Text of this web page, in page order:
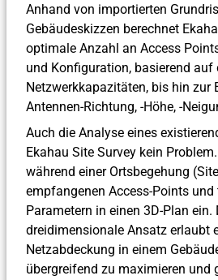
Anhand von importierten
Gebäudeskizzen berechnet
optimale Anzahl an Access
und Konfiguration, basierend auf
Netzwerkkapazitäten, bis hin zur
Antennen-Richtung, -Höhe, -
Auch die Analyse eines
Ekahau Site Survey kein
während einer Ortsbegehung
empfangenen Access-Points
Parametern in einen 3D-Plan ein.
dreidimensionale Ansatz erlaubt
Netzabdeckung in einem
übergreifend zu maximieren und